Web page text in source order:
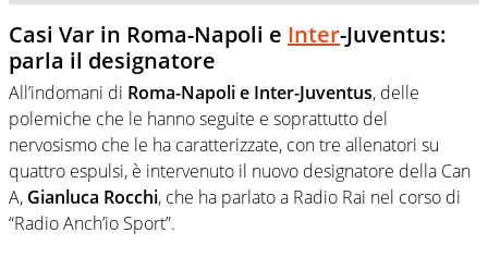
Casi Var in Roma-Napoli e Inter-Juventus:
parla il designatore
All’indomani di Roma-Napoli e Inter-Juventus, delle
polemiche che le hanno seguite e soprattutto del
nervosismo che le ha caratterizzate, con tre allenatori su
quattro espulsi, è intervenuto il nuovo designatore della Can
A, Gianluca Rocchi, che ha parlato a Radio Rai nel corso di
“Radio Anch’io Sport”.